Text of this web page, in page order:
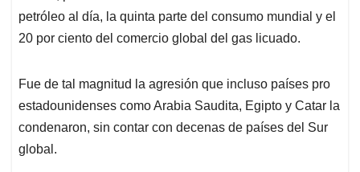
petróleo al día, la quinta parte del consumo mundial y el
20 por ciento del comercio global del gas licuado.
Fue de tal magnitud la agresión que incluso países pro
estadounidenses como Arabia Saudita, Egipto y Catar la
condenaron, sin contar con decenas de países del Sur
global.